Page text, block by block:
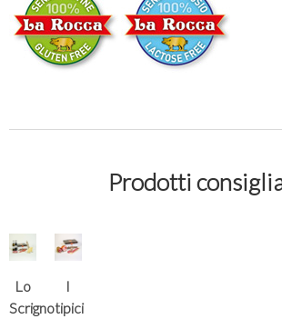
Prodotti
Lo
Scrigno
I
tipici